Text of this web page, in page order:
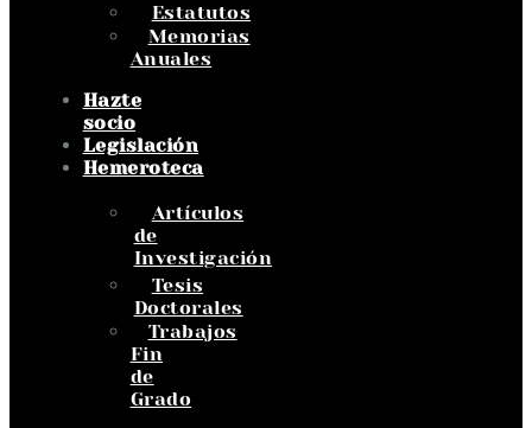
Estatutos
Memorias
Anuales
Hazte
socio
Legislación
Hemeroteca
Artículos
de
Investigación
Tesis
Doctorales
Trabajos
Fin
de
Grado